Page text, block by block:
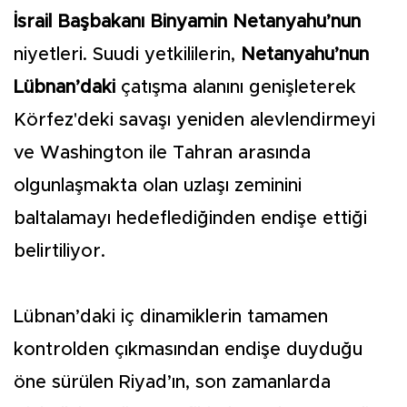
İsrail Başbakanı Binyamin Netanyahu’nun
niyetleri. Suudi yetkililerin, Netanyahu’nun
Lübnan’daki çatışma alanını genişleterek
Körfez'deki savaşı yeniden alevlendirmeyi
ve Washington ile Tahran arasında
olgunlaşmakta olan uzlaşı zeminini
baltalamayı hedeflediğinden endişe ettiği
belirtiliyor.
Lübnan’daki iç dinamiklerin tamamen
kontrolden çıkmasından endişe duyduğu
öne sürülen Riyad’ın, son zamanlarda